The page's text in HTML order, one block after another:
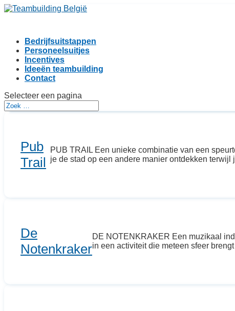
Bedrijfsuitstappen
Personeelsuitjes
Incentives
Ideeën teambuilding
Contact
Selecteer een pagina
Pub
Trail
PUB TRAIL Een unieke combinatie van een
je de stad op een andere manier ontdekken
De
Notenkraker
DE NOTENKRAKER Een muzikaal
in een activiteit die meteen sfeer